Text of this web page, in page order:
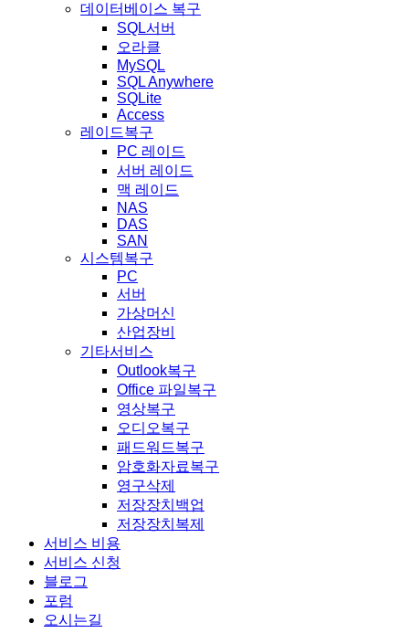
데이터베이스 복구
SQL서버
오라클
MySQL
SQL Anywhere
SQLite
Access
레이드복구
PC 레이드
서버 레이드
맥 레이드
NAS
DAS
SAN
시스템복구
PC
서버
가상머신
산업장비
기타서비스
Outlook복구
Office 파일복구
영상복구
오디오복구
패드워드복구
암호화자료복구
영구삭제
저장장치백업
저장장치복제
서비스 비용
서비스 신청
블로그
포럼
오시는길